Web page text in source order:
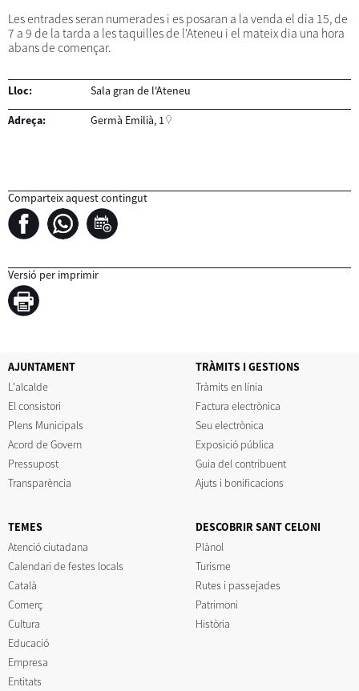
Les entrades seran numerades i es posaran a la venda el dia 15, de
7 a 9 de la tarda a les taquilles de l'Ateneu i el mateix dia una hora
abans de començar.
Lloc: Sala gran de l'Ateneu
Adreça: Germà Emilià, 1
Comparteix aquest contingut
Versió per imprimir
AJUNTAMENT
L'alcalde
El consistori
Plens Municipals
Acord de Govern
Pressupost
Transparència
TRÀMITS I GESTIONS
Tràmits en línia
Factura electrònica
Seu electrònica
Exposició pública
Guia del contribuent
Ajuts i bonificacions
TEMES
Atenció ciutadana
Calendari de festes locals
Català
Comerç
Cultura
Educació
Empresa
Entitats
DESCOBRIR SANT CELONI
Plànol
Turisme
Rutes i passejades
Patrimoni
Història